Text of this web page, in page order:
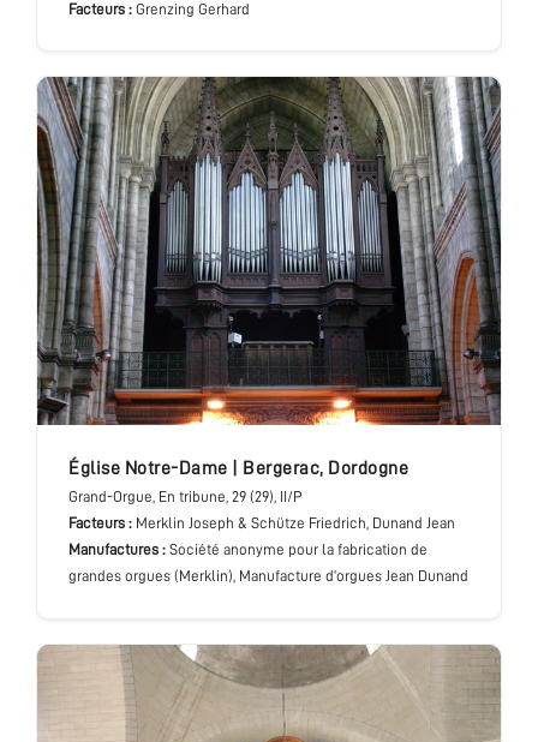
Facteurs : Grenzing Gerhard
église Notre-Dame Bergerac, Dordogne
Grand-Orgue, En tribune, 29 (29), II/P
Facteurs : Merklin Joseph & Schütze Friedrich, Dunand Jean
Manufactures : Société anonyme pour la fabrication de
grandes orgues (Merklin), Manufacture d’orgues Jean Dunand